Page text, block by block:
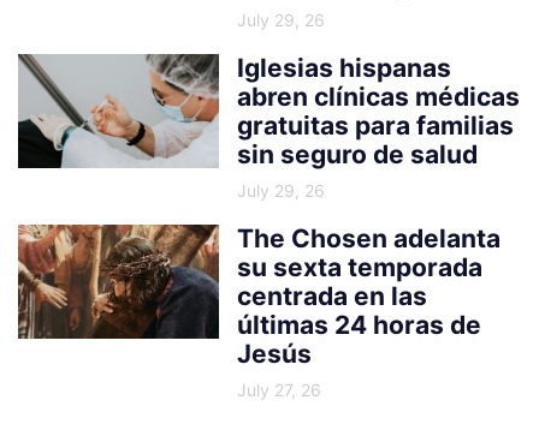
July 29, 26
Iglesias hispanas
abren clínicas médicas
gratuitas para familias
sin seguro de salud
July 29, 26
The Chosen adelanta
su sexta temporada
centrada en las
últimas 24 horas de
Jesús
July 27, 26